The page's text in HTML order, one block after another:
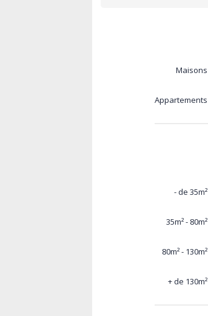
Maisons
Appartements
- de 35m²
35m² - 80m²
80m² - 130m²
+ de 130m²